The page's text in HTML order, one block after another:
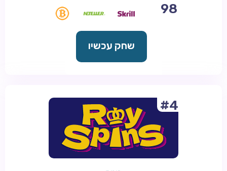
98
שחק עכשיו
#4